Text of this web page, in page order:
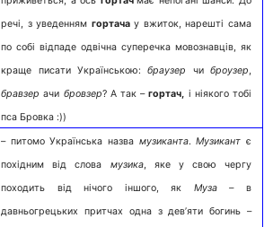
речі, з уведенням гортачау вжиток, нарешті сама
по собі відпаде одвічна суперечка мовознавців, як
краще писати Українською:браузер чиброузер,
бравзер ачи бровзер? А так –гортач, і ніякого тобі
пса Бровка :))
– питомо Українська назва музиканта.Музикантє
похідним від слова музика, яке у свою чергу
походить від нічого іншого, як Муза –в
давньогрецьких притчах одна з дев’яти богинь –